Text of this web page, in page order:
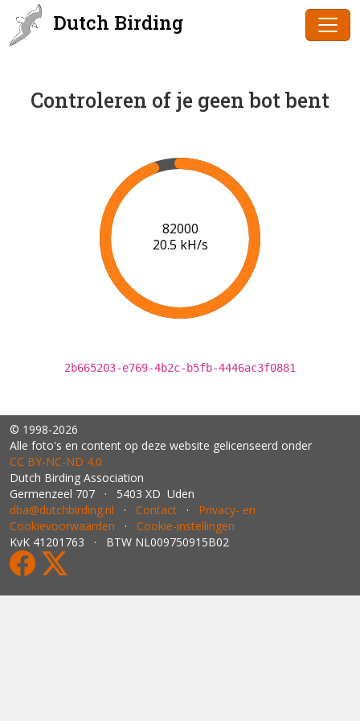
Dutch Birding
Controleren of je geen bot bent
84000
20.6 kH/s
2b665203-e769-4b2c-b5fb-4446ac3f0881
© 1998-2026
Alle foto's en content op deze website gelicenseerd onder
CC BY‑NC‑ND 4.0
Dutch Birding Association
Germenzeel 707 · 5403 XD Uden
dba@dutchbirding.nl · Contact · Privacy- en
Cookievoorwaarden · Cookie-instellingen
KvK 41201763 · BTW NL009750915B02